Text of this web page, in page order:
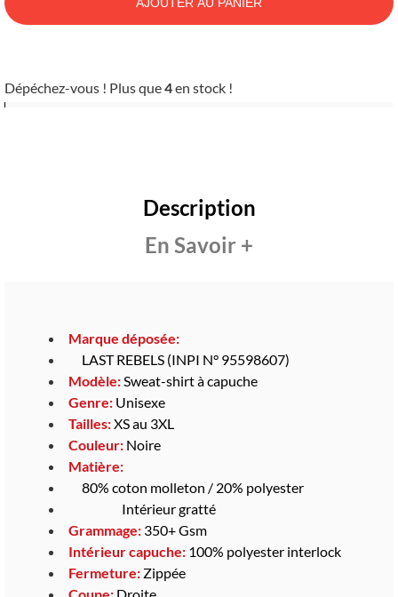
Dépéchez-vous ! Plus que4en stock !
Description
En Savoir +
Marque déposée:
LAST REBELS (INPI N° 95598607)
Modèle:Sweat-shirt à capuche
Genre: Unisexe
Tailles:XS au 3XL
Couleur: Noire
Matière:
80% coton molleton / 20% polyester
Intérieur gratté
Grammage: 350+ Gsm
Intérieur capuche: 100% polyester interlock
Fermeture: Zippée